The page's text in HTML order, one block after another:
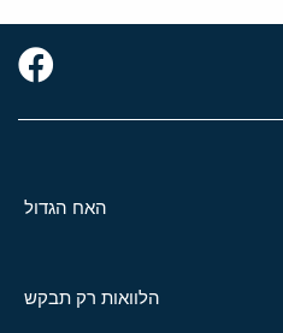
האח הגדול
הלוואות רק תבקש